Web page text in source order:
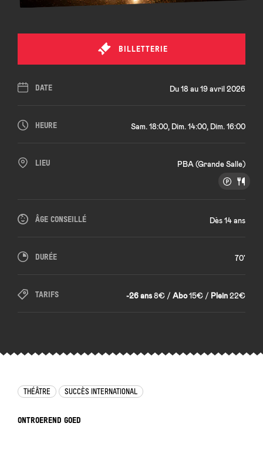
DATE Du 18 au 19 avril 2026
HEURE Sam. 18:00, Dim. 14:00, Dim. 16:00
LIEU PBA (Grande Salle)
ÂGE CONSEILLÉ Dès 14 ans
DURÉE 70'
TARIFS -26 ans8€ /Abo15€ / Plein22€
BILLETTERIE
ONTROEREND GOED
THÉÂTRE SUCCÈS INTERNATIONAL